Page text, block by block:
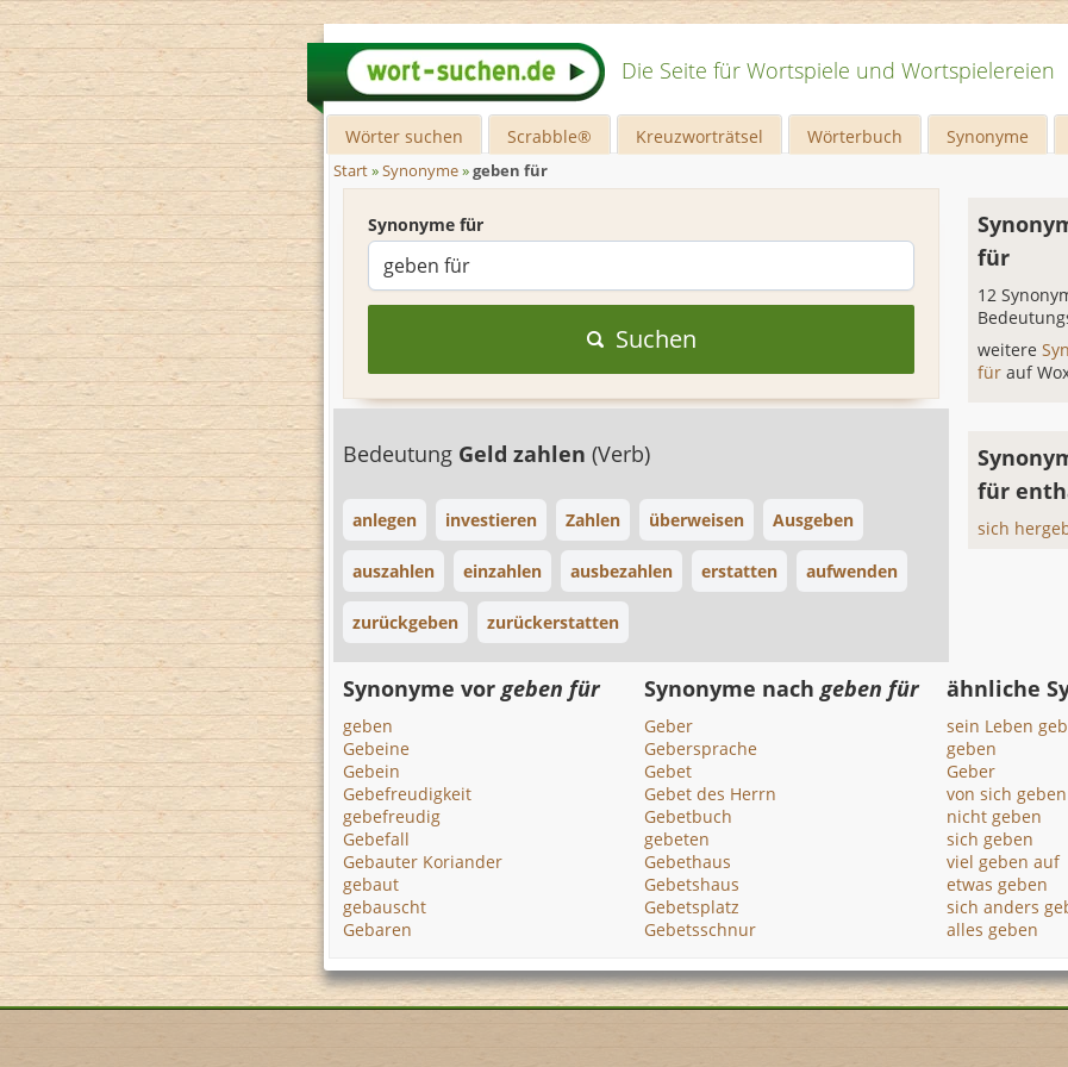
Die Seite für Wortspiele und Wortspielereien
Wörter suchen Scrabble® Kreuzworträtsel Wörterbuch Synonyme
Start»Synonyme»geben für
Synonyme für
Suchen
Bedeutung Geld zahlen (Verb)
anlegen investieren Zahlen überweisen Ausgeben
auszahlen einzahlen ausbezahlen erstatten aufwenden
zurückgeben zurückerstatten
für
12
weitere
fürauf
für
sich
Synonyme vor geben für
geben
Gebeine
Gebein
Gebefreudigkeit
gebefreudig
Gebefall
Gebauter Koriander
gebaut
gebauscht
Gebaren
Synonyme nachgeben für
Geber
Gebersprache
Gebet
Gebet des Herrn
Gebetbuch
gebeten
Gebethaus
Gebetshaus
Gebetsplatz
Gebetsschnur
ähnliche
sein Leben
geben
Geber
von sich geben
nicht geben
sich geben
viel geben auf
etwas geben
sich anders
alles geben